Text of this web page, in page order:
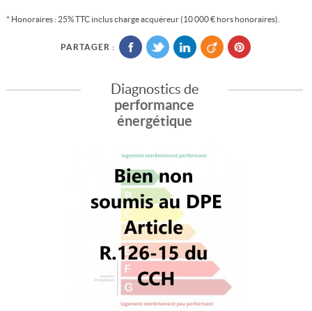
* Honoraires : 25% TTC inclus charge acquéreur (10 000 € hors honoraires).
PARTAGER :
Diagnostics de
performance
énergétique